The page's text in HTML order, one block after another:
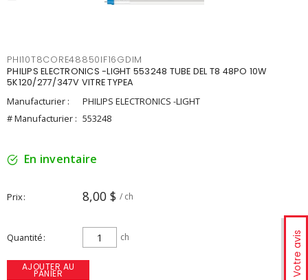
Votre avis
PHI10T8CORE48850IF16GDIM
PHILIPS ELECTRONICS -LIGHT 553248 TUBE DEL T8 48PO 10W
5K120/277/347V VITRE TYPEA
Manufacturier :
PHILIPS ELECTRONICS -LIGHT
# Manufacturier : 553248
En inventaire
Prix 8,00 $ / ch
Quantité ch
AJOUTER AU
PANIER